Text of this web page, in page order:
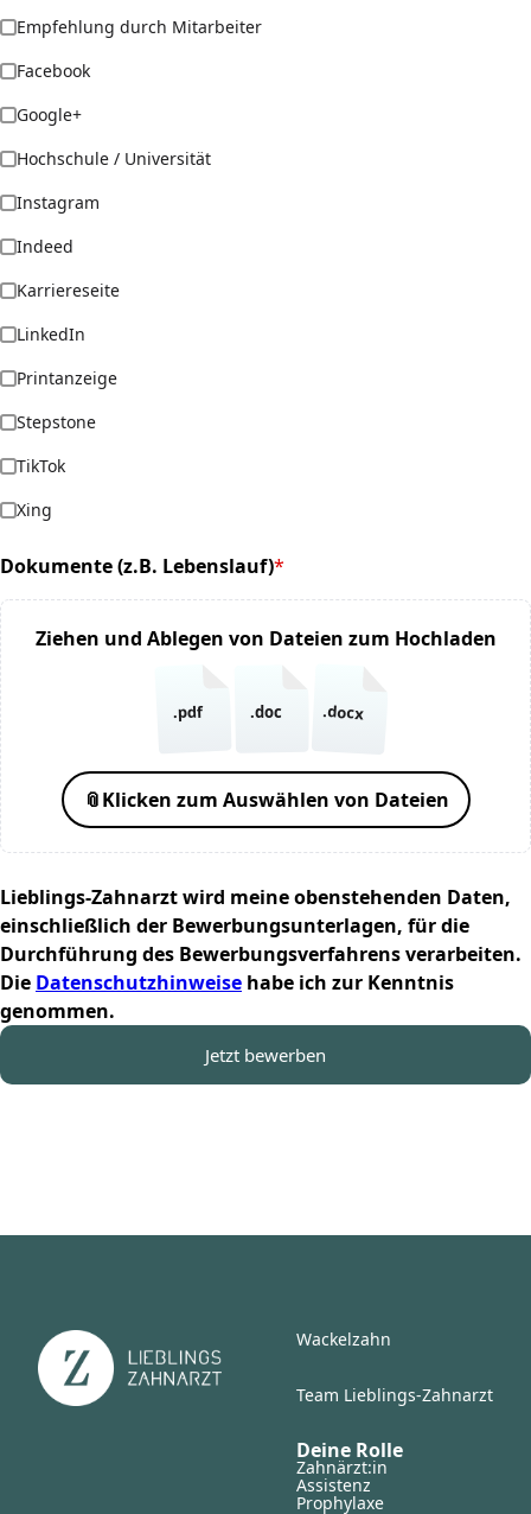
Empfehlung durch Mitarbeiter
Facebook
Google+
Hochschule / Universität
Instagram
Indeed
Karriereseite
LinkedIn
Printanzeige
Stepstone
TikTok
Xing
Dokumente (z.B. Lebenslauf)*
(required)
Ziehen und Ablegen von Dateien zum Hochladen
.pdf .doc .docx
📎Klicken zum Auswählen von Dateien
Lieblings-Zahnarzt wird meine obenstehenden Daten,
einschließlich der Bewerbungsunterlagen, für die
Durchführung des Bewerbungsverfahrens verarbeiten.
Die Datenschutzhinweise habe ich zur Kenntnis
genommen.
Jetzt bewerben
Wackelzahn
Team Lieblings-Zahnarzt
Deine Rolle
Zahnärzt:in
Assistenz
Prophylaxe